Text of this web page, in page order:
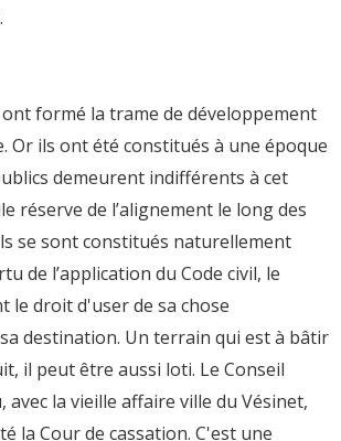
formé la trame de développement
Or ils ont été constitués à une époque
demeurent indifférents à cet
réserve de l’alignement le long des
se sont constitués naturellement
de l’application du Code civil, le
le droit d'user de sa chose
destination. Un terrain qui est à bâtir
il peut être aussi loti. Le Conseil
avec la vieille affaire ville du Vésinet,
la Cour de cassation. C'est une